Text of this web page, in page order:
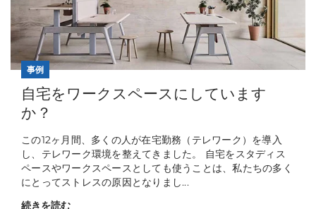
事例
自宅をワークスペースにしています
か？
この12ヶ月間、多くの人が在宅勤務（テレワーク）を導入
し、テレワーク環境を整えてきました。 自宅をスタディス
ペースやワークスペースとしても使うことは、私たちの多く
にとってストレスの原因となりまし...
続きを読む